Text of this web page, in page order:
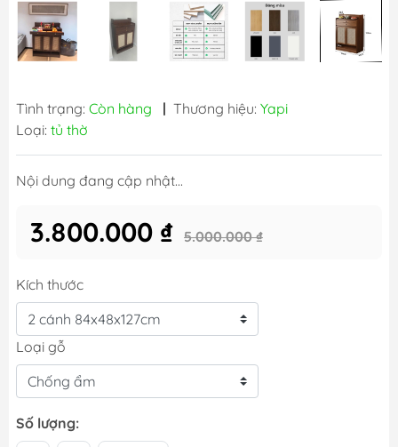
Tình trạng: Còn hàng | Thương hiệu: Yapi
Loại: tủ thờ
Nội dung đang cập nhật...
3.800.000 ₫ 5.000.000 ₫
Kích thước
Loại gỗ
Số lượng: